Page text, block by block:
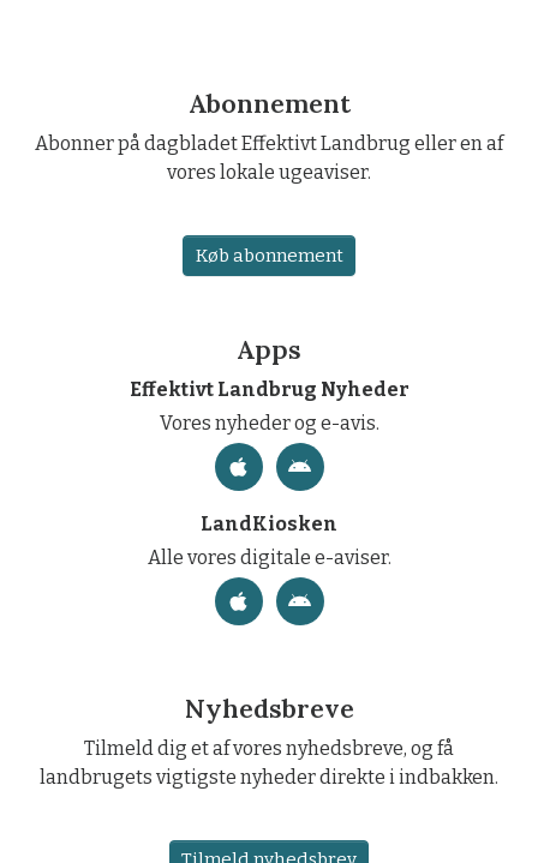
Abonnement
Abonner på dagbladet Effektivt Landbrug eller en af
vores lokale ugeaviser.
Køb abonnement
Apps
Effektivt Landbrug Nyheder
Vores nyheder og e-avis.
LandKiosken
Alle vores digitale e-aviser.
Nyhedsbreve
Tilmeld dig et af vores nyhedsbreve, og få
landbrugets vigtigste nyheder direkte i indbakken.